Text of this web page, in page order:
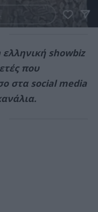
showbiz
που
στα social media